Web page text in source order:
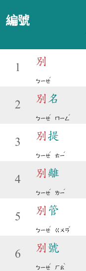
編號
1
別
ㄅㄧㄝ
ˊ
2
別 名
ㄅㄧㄝ
ˊ
ㄇㄧㄥ
ˊ
3
別提
ㄅㄧㄝ
ˊ
ㄊㄧ
ˊ
4
別離
ㄅㄧㄝ
ˊ
ㄌㄧ
ˊ
5
別 管
ㄅㄧㄝ
ˊ
ㄍㄨㄢ
ˇ
6
別號
ㄅㄧㄝ
ˊ
ㄏㄠ
ˋ